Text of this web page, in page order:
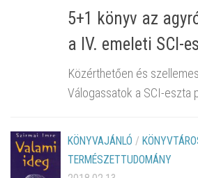
5+1 könyv az
a IV. emeleti SCI-
Közérthetően és
Válogassatok a SCI-eszta
KÖNYVAJÁNLÓ /
TERMÉSZETTUDOMÁNY